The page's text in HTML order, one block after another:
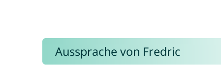
Aussprache von Fredric